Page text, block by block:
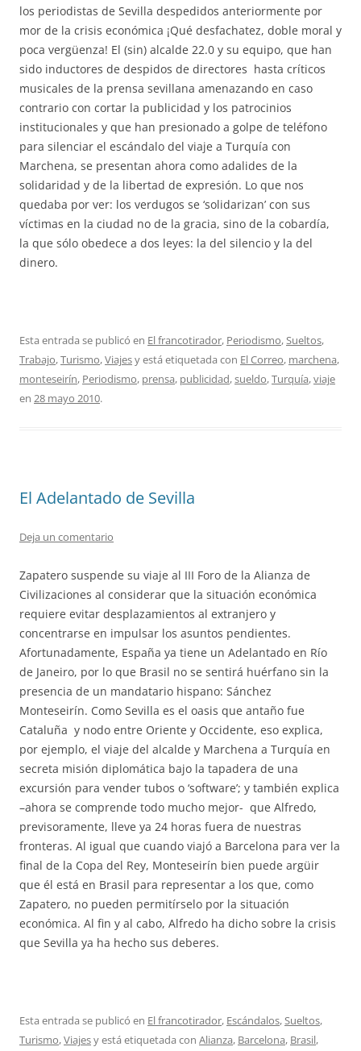
los periodistas de Sevilla despedidos anteriormente por
mor de la crisis económica ¡Qué desfachatez, doble moral y
poca vergüenza! El (sin) alcalde 22.0 y su equipo, que han
sido inductores de despidos de directores hasta críticos
musicales de la prensa sevillana amenazando en caso
contrario con cortar la publicidad y los patrocinios
institucionales y que han presionado a golpe de teléfono
para silenciar el escándalo del viaje a Turquía con
Marchena, se presentan ahora como adalides de la
solidaridad y de la libertad de expresión. Lo que nos
quedaba por ver: los verdugos se ‘solidarizan’ con sus
víctimas en la ciudad no de la gracia, sino de la cobardía,
la que sólo obedece a dos leyes: la del silencio y la del
dinero.
Esta entrada se publicó en El francotirador, Periodismo,Sueltos,
Trabajo,Turismo,Viajesy está etiquetada con El Correo, marchena,
monteseirín, Periodismo, prensa, publicidad,sueldo,Turquía,viaje
en 28 mayo 2010.
El Adelantado de Sevilla
Deja un comentario
Zapatero suspende su viaje al III Foro de la Alianza de
Civilizaciones al considerar que la situación económica
requiere evitar desplazamientos al extranjero y
concentrarse en impulsar los asuntos pendientes.
Afortunadamente, España ya tiene un Adelantado en Río
de Janeiro, por lo que Brasil no se sentirá huérfano sin la
presencia de un mandatario hispano: Sánchez
Monteseirín. Como Sevilla es el oasis que antaño fue
Cataluña y nodo entre Oriente y Occidente, eso explica,
por ejemplo, el viaje del alcalde y Marchena a Turquía en
secreta misión diplomática bajo la tapadera de una
excursión para vender tubos o ‘software’; y también explica
–ahora se comprende todo mucho mejor- que Alfredo,
previsoramente, lleve ya 24 horas fuera de nuestras
fronteras. Al igual que cuando viajó a Barcelona para ver la
final de la Copa del Rey, Monteseirín bien puede argüir
que él está en Brasil para representar a los que, como
Zapatero, no pueden permitírselo por la situación
económica. Al fin y al cabo, Alfredo ha dicho sobre la crisis
que Sevilla ya ha hecho sus deberes.
Esta entrada se publicó en El francotirador, Escándalos,Sueltos,
Turismo,Viajesy está etiquetada con Alianza, Barcelona, Brasil,